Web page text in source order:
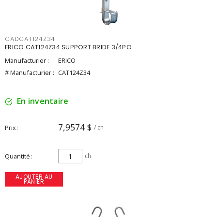
CADCAT124Z34
ERICO CAT124Z34 SUPPORT BRIDE 3/4PO
Manufacturier :
ERICO
# Manufacturier : CAT124Z34
En inventaire
Prix 7,9574 $ / ch
Quantité ch
AJOUTER AU
PANIER